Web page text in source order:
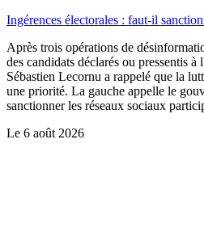
Ingérences électorales : faut-il
Après trois opérations de
des candidats déclarés ou pressentis à
Sébastien Lecornu a rappelé que la
une priorité. La gauche appelle le
sanctionner les réseaux sociaux
Le 6 août 2026